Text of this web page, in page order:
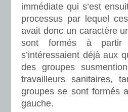
immédiate qui s’est
processus par lequel
avait donc un caractère
sont formés à partir
s’intéressaient déjà aux
des groupes
travailleurs sanitaires,
groupes se sont formés
gauche.